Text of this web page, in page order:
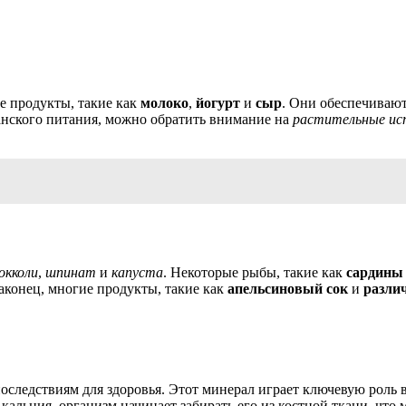
продукты, такие как молоко, йогурт и сыр. Они
питания, можно обратить внимание на растительные
, шпинат и капуста. Некоторые рыбы, такие как сардины
многие продукты, такие как апельсиновый сок и
для здоровья. Этот минерал играет ключевую